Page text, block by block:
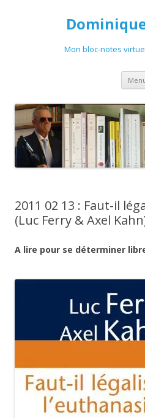
Mon bloc-notes
2011 02 13 : Faut-il
(Luc Ferry & Axel
A lire pour se déterminer